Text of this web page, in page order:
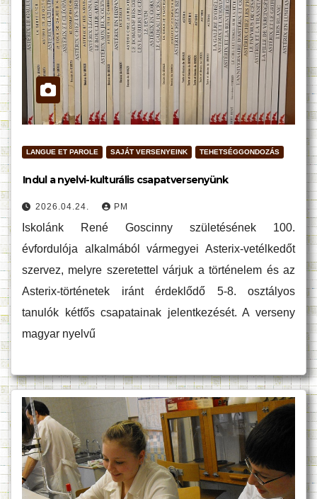
LANGUE ET PAROLE SAJÁT VERSENYEINK TEHETSÉGGONDOZÁS
Indul a nyelvi-kulturális csapatversenyünk
2026.04.24. PM
Iskolánk René Goscinny születésének 100.
évfordulója alkalmából vármegyei Asterix-vetélkedőt
szervez, melyre szeretettel várjuk a történelem és az
Asterix-történetek iránt érdeklődő 5-8. osztályos
tanulók kétfős csapatainak jelentkezését. A verseny
magyar nyelvű